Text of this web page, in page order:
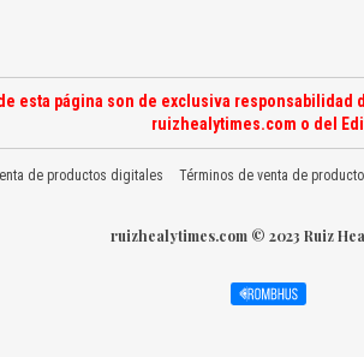
esta página son de exclusiva
ruizhealytimes.com o del
de productos digitales Términos de venta de
ruizhealytimes.com © 2023 Ruiz